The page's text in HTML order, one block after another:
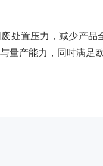
处置压力，减少产
量产能力，同时满足